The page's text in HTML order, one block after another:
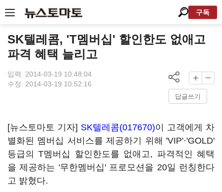
구독
SK텔레콤, 'T멤버십' 할인한도 없애고
파격 혜택 늘리고
입력: 2014-03-19 10:48:04
수정: 2014-03-19 10:52:16
답글쓰기
[뉴스토마토 기자] SK텔레콤(017670)이 고객에게 차
별화된 멤버십 서비스를 제공하기 위해 'VIP'·'GOLD'
등급의 T멤버십 할인한도를 없애고, 파격적인 혜택
을 제공하는 '무한멤버십' 프로모션을 20일 런칭한다
고 밝혔다.